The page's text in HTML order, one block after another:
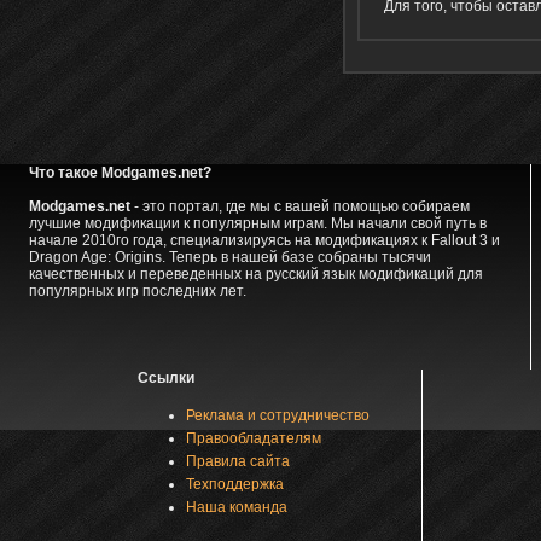
Для того, чтобы
Что такое Modgames.net?
Modgames.net- это портал, где мы с вашей помощью собираем
лучшие модификации к популярным играм. Мы начали свой путь в
начале 2010го года, специализируясь на модификациях к Fallout 3 и
Dragon Age: Origins. Теперь в нашей базе собраны тысячи
качественных и переведенных на русский язык модификаций для
популярных игр последних лет.
Ссылки
Реклама и сотрудничество
Правообладателям
Правила сайта
Техподдержка
Наша команда